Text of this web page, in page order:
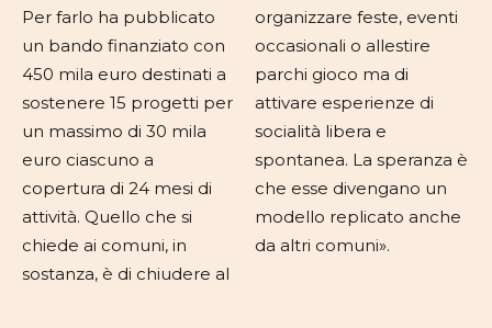
Per farlo ha pubblicato
un bando finanziato con
450 mila euro destinati a
sostenere 15 progetti per
un massimo di 30 mila
euro ciascuno a
copertura di 24 mesi di
attività. Quello che si
chiede ai comuni, in
sostanza, è di chiudere al
organizzare feste, eventi
occasionali o allestire
parchi gioco ma di
attivare esperienze di
socialità libera e
spontanea. La speranza è
che esse divengano un
modello replicato anche
da altri comuni».